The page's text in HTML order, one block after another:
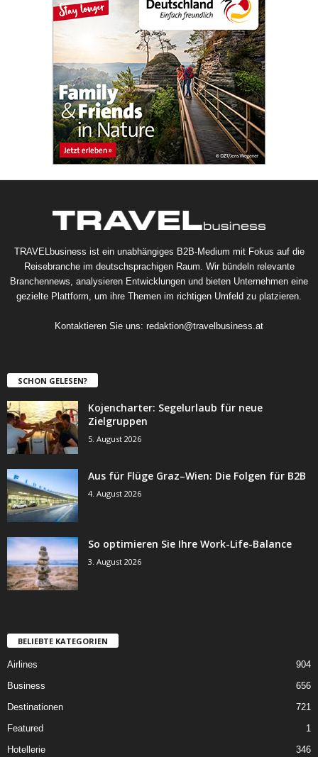
TRAVELbusiness ist ein unabhängiges B2B-Medium mit Fokus auf die
Reisebranche im deutschsprachigen Raum. Wir bündeln relevante
Branchennews, analysieren Entwicklungen und bieten Unternehmen eine
gezielte Plattform, um ihre Themen im richtigen Umfeld zu platzieren.
Kontaktieren Sie uns: redaktion@travelbusiness.at
SCHON GELESEN?
Kojencharter: Segelurlaub für neue
Zielgruppen
5. August 2026
Aus für Flüge Graz–Wien: Die Folgen für B2B
4. August 2026
So optimieren Sie Ihre Work-Life-Balance
3. August 2026
BELIEBTE KATEGORIEN
Airlines
904
Business
656
Destinationen
721
Featured
1
Hotellerie
346